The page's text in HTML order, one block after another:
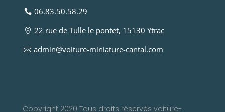
06.83.50.58.29
22 rue de Tulle le pontet, 15130 Ytrac
admin@voiture-miniature-cantal.com
Copyright 2020 Tous droits réservés voiture-